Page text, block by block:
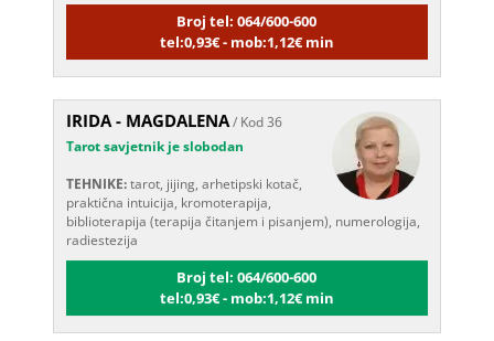
tel:0,93€ - mob:1,12€ min
IRIDA - MAGDALENA/ Kod 36
Tarot savjetnik je slobodan
TEHNIKE:tarot, jijing, arhetipski kotač,
praktična intuicija, kromoterapija,
biblioterapija (terapija čitanjem i pisanjem), numerologija,
radiestezija
tel:0,93€ - mob:1,12€ min